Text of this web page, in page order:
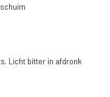
Licht bitter in afdronk